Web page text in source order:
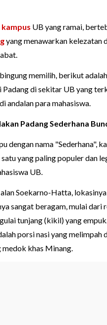
kampus UB yang ramai,
yang menawarkan kelezatan
memilih, berikut
Padang di sekitar UB yang
andalan para mahasiswa.
Padang Sederhana
dengan nama "Sederhana",
satu yang paling populer dan
UB.
Soekarno-Hatta,
sangat beragam, mulai dari
tunjang (kikil) yang
porsi nasi yang melimpah
medok khas Minang.